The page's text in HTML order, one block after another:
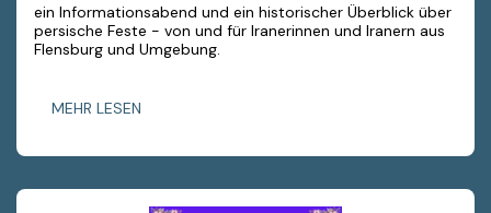
ein Informationsabend und ein historischer Überblick über
persische Feste - von und für Iranerinnen und Iranern aus
Flensburg und Umgebung.
MEHR LESEN